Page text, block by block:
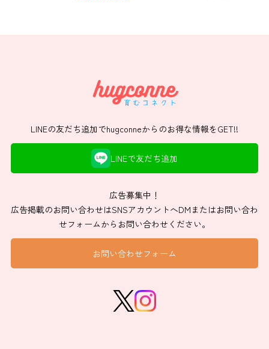
LINEの友だち追加でhugconneからのお得な情報をGET!!
LINEで友だち追加
広告募集中！
広告掲載のお問い合わせはSNSアカウントへDMまたはお問い合わ
せフォームからお問い合わせください。
お問い合わせフォーム